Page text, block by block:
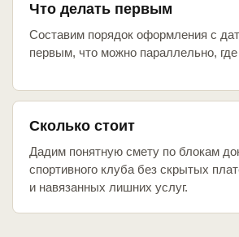
Что делать первым
Составим порядок оформления с
первым, что можно параллельно,
Сколько стоит
Дадим понятную смету по блокам
спортивного клуба без скрытых
и навязанных лишних услуг.